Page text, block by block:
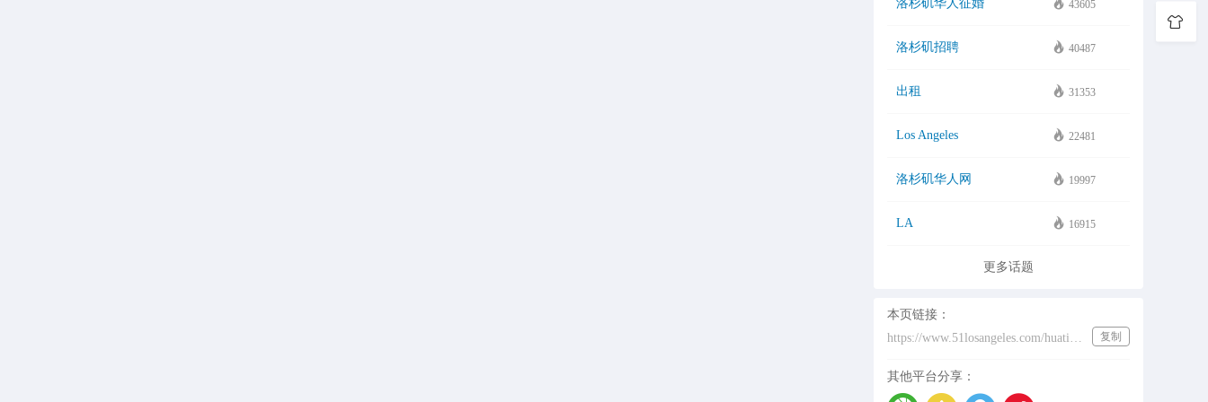
洛杉矶华人征婚 43605
洛杉矶招聘 40487
出租 31353
Los Angeles 22481
洛杉矶华人网 19997
LA 16915
更多话题
本页链接：
https://www.51losangeles.com/huati/wallys
复制
其他平台分享：